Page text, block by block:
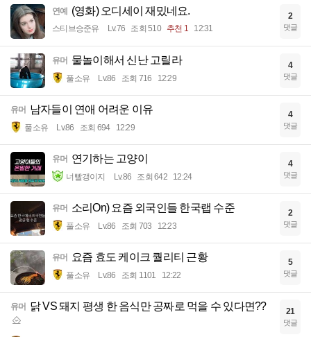
연예 (영화) 오디세이 재밌네요.
스티브승준유 Lv.76 조회 510 추천 1 12:31
2
댓글
유머 물놀이해서 신난 고릴라
풀소유 Lv.86 조회 716 12:29
4
댓글
유머 남자들이 연애 어려운 이유
풀소유 Lv.86 조회 694 12:29
4
댓글
유머 연기하는 고양이
너빨갱이지 Lv.86 조회 642 12:24
4
댓글
유머 소리On) 요즘 외국인들 한국랩 수준
풀소유 Lv.86 조회 703 12:23
2
댓글
유머 요즘 효도 케이크 퀄리티 근황
풀소유 Lv.86 조회 1101 12:22
5
댓글
유머 닭 VS 돼지 평생 한 음식만 공짜로 먹을 수 있다면?? 21
댓글